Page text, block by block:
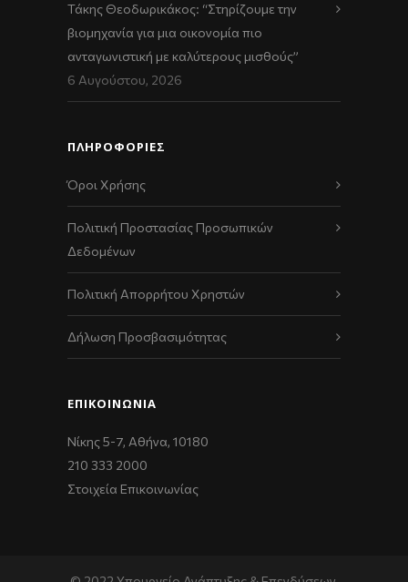
Τάκης Θεοδωρικάκος: “Στηρίζουμε την
βιομηχανία για μια οικονομία πιο
ανταγωνιστική με καλύτερους μισθούς”
6 Αυγούστου, 2026
ΠΛΗΡΟΦΟΡΙΕΣ
Όροι Χρήσης
Πολιτική Προστασίας Προσωπικών
Δεδομένων
Πολιτική Απορρήτου Χρηστών
Δήλωση Προσβασιμότητας
ΕΠΙΚΟΙΝΩΝΊΑ
Νίκης 5-7, Αθήνα, 10180
210 333 2000
Στοιχεία Επικοινωνίας